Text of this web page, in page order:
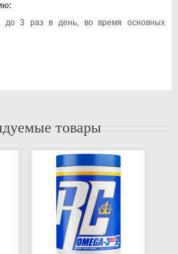
до 3 раз в день, во время основных
товары